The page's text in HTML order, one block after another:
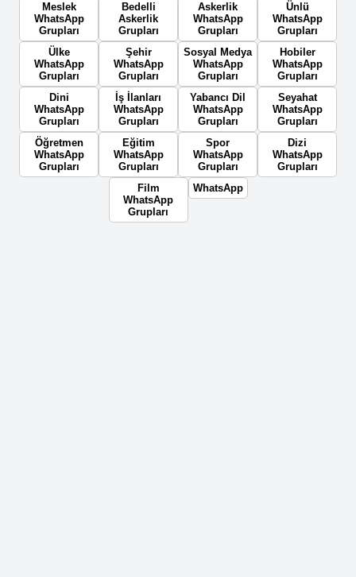
Meslek
WhatsApp
Grupları
Bedelli
Askerlik
Grupları
Askerlik
WhatsApp
Grupları
Ünlü
WhatsApp
Grupları
Ülke
WhatsApp
Grupları
Şehir
WhatsApp
Grupları
Sosyal Medya
WhatsApp
Grupları
Hobiler
WhatsApp
Grupları
Dini
WhatsApp
Grupları
İş İlanları
WhatsApp
Grupları
Yabancı Dil
WhatsApp
Grupları
Seyahat
WhatsApp
Grupları
Öğretmen
WhatsApp
Grupları
Eğitim
WhatsApp
Grupları
Spor
WhatsApp
Grupları
Dizi
WhatsApp
Grupları
Film
WhatsApp
Grupları
WhatsApp